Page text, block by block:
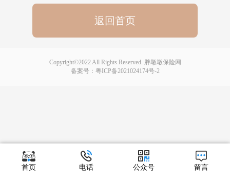
返回首页
首页 电话 公众号 留言
Copyright©2022 All Rights Reserved. 胖墩墩保险网
备案号： 粤ICP备2021024174号-2